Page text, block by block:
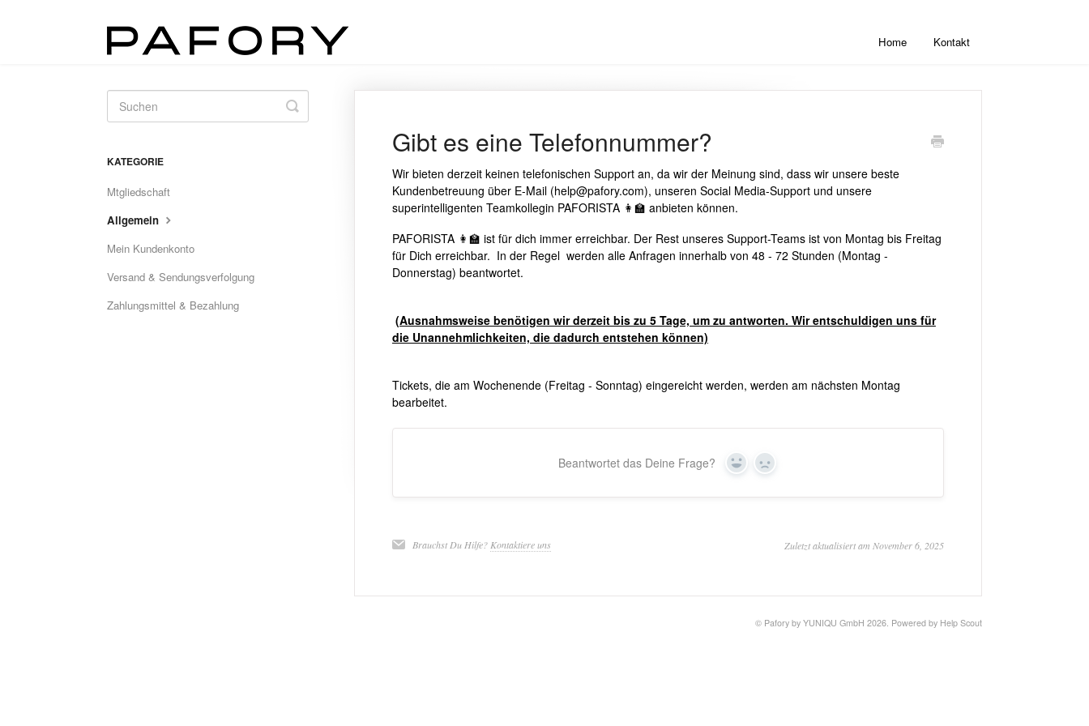
Home Kontakt
Gibt es eine Telefonnummer?
Wir bieten derzeit keinen telefonischen Support an, da wir der Meinung sind, dass wir unsere beste
Kundenbetreuung über E-Mail (help@pafory.com), unseren Social Media-Support und unsere
superintelligenten Teamkollegin PAFORISTA 👩‍🏫 anbieten können.
PAFORISTA 👩‍🏫 ist für dich immer erreichbar. Der Rest unseres Support-Teams ist von Montag bis Freitag
für Dich erreichbar. In der Regel werden alle Anfragen innerhalb von 48 - 72 Stunden (Montag -
Donnerstag) beantwortet.
(Ausnahmsweise benötigen wir derzeit bis zu 5 Tage, um zu antworten. Wir entschuldigen uns für
die Unannehmlichkeiten, die dadurch entstehen können)
Tickets, die am Wochenende (Freitag - Sonntag) eingereicht werden, werden am nächsten Montag
bearbeitet.
Beantwortet das Deine Frage? Yes No
Brauchst Du Hilfe? Kontaktiere uns Zuletzt aktualisiert am November 6, 2025
Toggle
Search
KATEGORIE
Mtgliedschaft
Allgemein
Mein Kundenkonto
Versand & Sendungsverfolgung
Zahlungsmittel & Bezahlung
© Pafory by YUNIQU GmbH 2026. Powered by Help Scout